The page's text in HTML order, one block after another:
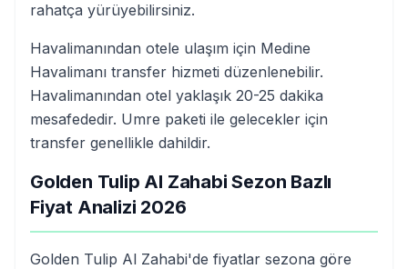
rahatça yürüyebilirsiniz.
Havalimanından otele ulaşım için Medine
Havalimanı transfer hizmeti düzenlenebilir.
Havalimanından otel yaklaşık 20-25 dakika
mesafededir. Umre paketi ile gelecekler için
transfer genellikle dahildir.
Golden Tulip Al Zahabi Sezon Bazlı
Fiyat Analizi 2026
Golden Tulip Al Zahabi'de fiyatlar sezona göre